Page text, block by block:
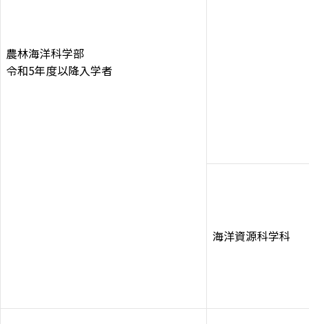
農林海洋科学部
令和5年度以降入学者
海洋資源科学科